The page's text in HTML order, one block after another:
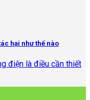
hại như thế nào
điện là điều cần thiết